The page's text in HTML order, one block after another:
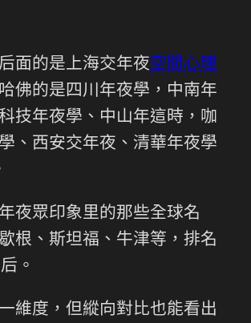
面的是上海交年夜空間心理
佛的是四川年夜學，中南年
技年夜學、中山年這時，咖
、西安交年夜、清華年夜學
夜眾印象里的那些全球名
根、斯坦福、牛津等，排名
。
維度，但縱向對比也能看出